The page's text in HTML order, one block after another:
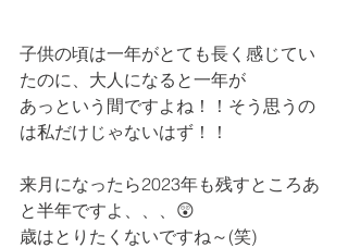
子供の頃は一年がとても長く感じてい
たのに、大人になると一年が
あっという間ですよね！！そう思うの
は私だけじゃないはず！！
来月になったら2023年も残すところあ
と半年ですよ、、、😲
歳はとりたくないですね～(笑)